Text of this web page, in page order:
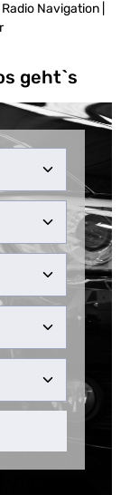
Navigation |
geht`s